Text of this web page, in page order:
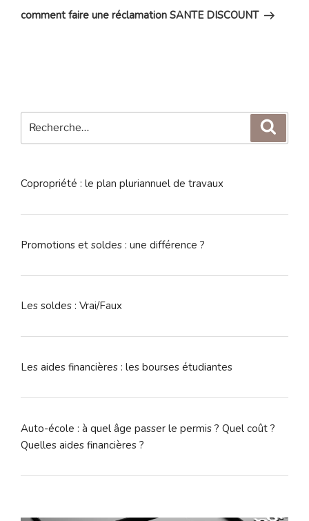
suivant
comment faire une réclamation SANTE DISCOUNT
pour
Copropriété : le plan pluriannuel de travaux
Promotions et soldes : une différence ?
Les soldes : Vrai/Faux
Les aides financières : les bourses étudiantes
Auto-école : à quel âge passer le permis ? Quel coût ?
Quelles aides financières ?